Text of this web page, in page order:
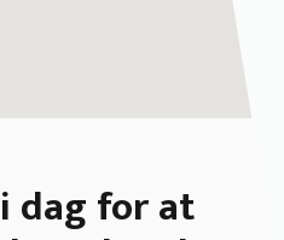
dag for at